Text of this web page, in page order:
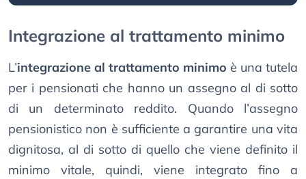
Integrazione al trattamento minimo
L’integrazione al trattamento minimo è una tutela
per i pensionati che hanno un assegno al di sotto
di un determinato reddito. Quando l’assegno
pensionistico non è sufficiente a garantire una vita
dignitosa, al di sotto di quello che viene definito il
minimo vitale, quindi, viene integrato fino a